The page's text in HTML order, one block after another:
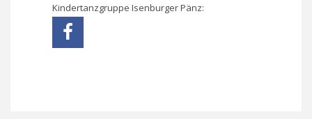
Kindertanzgruppe Isenburger Pänz: